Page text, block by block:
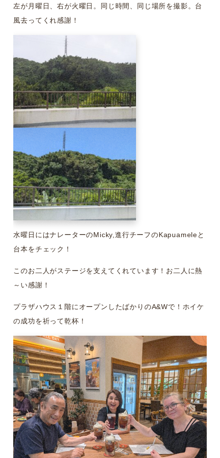
左が月曜日、右が火曜日。同じ時間、同じ場所を撮影。台
風去ってくれ感謝！
水曜日にはナレーターのMicky,進行チーフのKapuameleと
台本をチェック！
このお二人がステージを支えてくれています！お二人に熱
～い感謝！
プラザハウス１階にオープンしたばかりのA&Wで！ホイケ
の成功を祈って乾杯！